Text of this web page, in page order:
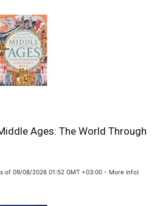
Ages: The World Through
of 09/08/2026 01:52 GMT +03:00 - More info)